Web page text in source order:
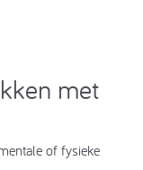
met
of fysieke